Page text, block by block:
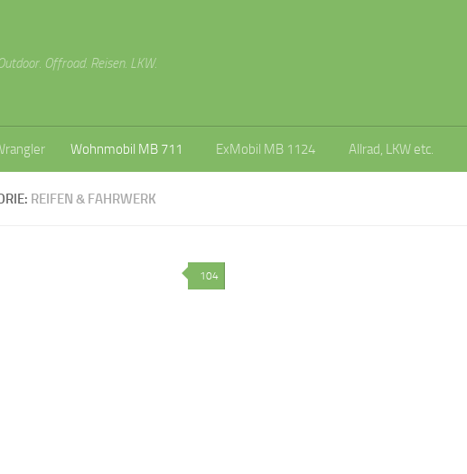
Offroad. Reisen. LKW.
Wohnmobil MB 711 ExMobil MB 1124 Allrad, LKW etc.
REIFEN & FAHRWERK
104